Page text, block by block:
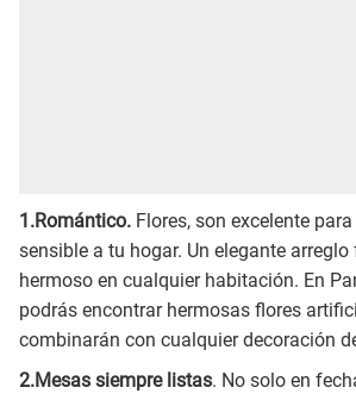
1.Romántico. Flores, son excelente
sensible a tu hogar. Un elegante arreglo
hermoso en cualquier habitación. En
podrás encontrar hermosas flores
combinarán con cualquier decoración
2.Mesas siempre listas. No solo en